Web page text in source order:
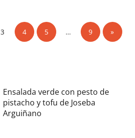
3 4 5 … 9 »
Ensalada verde con pesto de
pistacho y tofu de Joseba
Arguiñano